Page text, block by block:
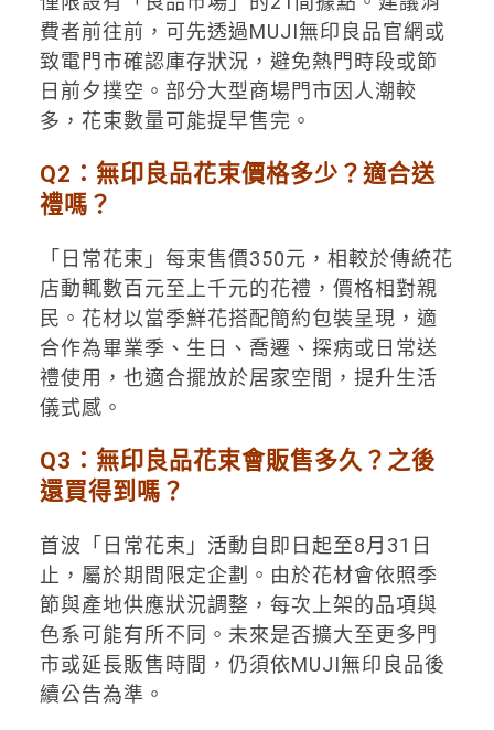
費者前往前，可先透過MUJI無印良品官網或
致電門市確認庫存狀況，避免熱門時段或節
日前夕撲空。部分大型商場門市因人潮較
多，花束數量可能提早售完。
Q2：無印良品花束價格多少？適合送
禮嗎？
「日常花束」每束售價350元，相較於傳統花
店動輒數百元至上千元的花禮，價格相對親
民。花材以當季鮮花搭配簡約包裝呈現，適
合作為畢業季、生日、喬遷、探病或日常送
禮使用，也適合擺放於居家空間，提升生活
儀式感。
Q3：無印良品花束會販售多久？之後
還買得到嗎？
首波「日常花束」活動自即日起至8月31日
止，屬於期間限定企劃。由於花材會依照季
節與產地供應狀況調整，每次上架的品項與
色系可能有所不同。未來是否擴大至更多門
市或延長販售時間，仍須依MUJI無印良品後
續公告為準。